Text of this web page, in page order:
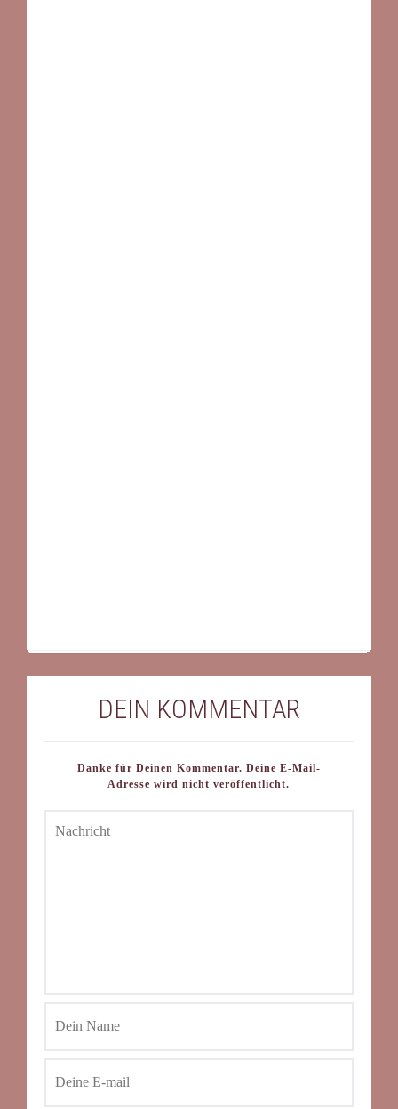
DEIN KOMMENTAR
Danke für Deinen Kommentar. Deine E-Mail-
Adresse wird nicht veröffentlicht.